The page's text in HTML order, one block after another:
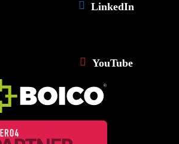
LinkedIn
YouTube